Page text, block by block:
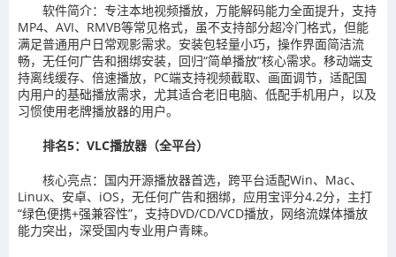
软件简介：专注本地视频播放，万能解码能力全面提升，支持
MP4、AVI、RMVB等常见格式，虽不支持部分超冷门格式，但能
满足普通用户日常观影需求。安装包轻量小巧，操作界面简洁流
畅，无任何广告和捆绑安装，回归“简单播放”核心需求。移动端支
持离线缓存、倍速播放，PC端支持视频截取、画面调节，适配国
内用户的基础播放需求，尤其适合老旧电脑、低配手机用户，以及
习惯使用老牌播放器的用户。
排名5：VLC播放器（全平台）
核心亮点：国内开源播放器首选，跨平台适配Win、Mac、
Linux、安卓、iOS，无任何广告和捆绑，应用宝评分4.2分，主打
“绿色便携+强兼容性”，支持DVD/CD/VCD播放，网络流媒体播放
能力突出，深受国内专业用户青睐。